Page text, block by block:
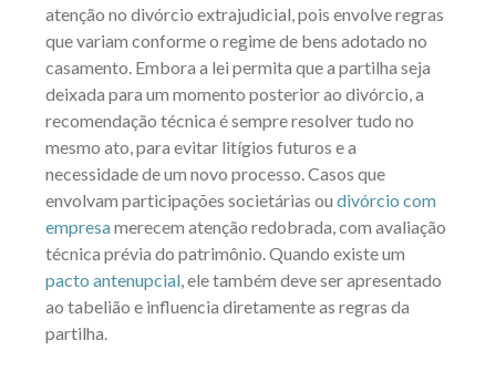
atenção no divórcio extrajudicial, pois envolve regras
que variam conforme o regime de bens adotado no
casamento. Embora a lei permita que a partilha seja
deixada para um momento posterior ao divórcio, a
recomendação técnica é sempre resolver tudo no
mesmo ato, para evitar litígios futuros e a
necessidade de um novo processo. Casos que
envolvam participações societárias ou divórcio com
empresamerecem atenção redobrada, com avaliação
técnica prévia do patrimônio. Quando existe um
pacto antenupcial, ele também deve ser apresentado
ao tabelião e influencia diretamente as regras da
partilha.